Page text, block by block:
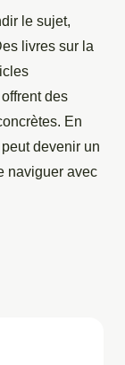
le sujet,
livres sur la
des
En
devenir un
naviguer avec